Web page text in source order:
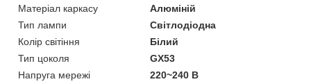
Матеріал каркасу
Алюміній
Тип лампи
Світлодіодна
Колір світіння
Білий
Тип цоколя
GX53
Напруга мережі
220~240 В